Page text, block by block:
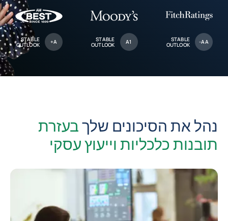
AA-
STABLE
OUTLOOK
A1
STABLE
OUTLOOK
A+
STABLE
OUTLOOK
נהל את הסיכונים שלךבעזרת
תובנות כלכליות וייעוץ עסקי